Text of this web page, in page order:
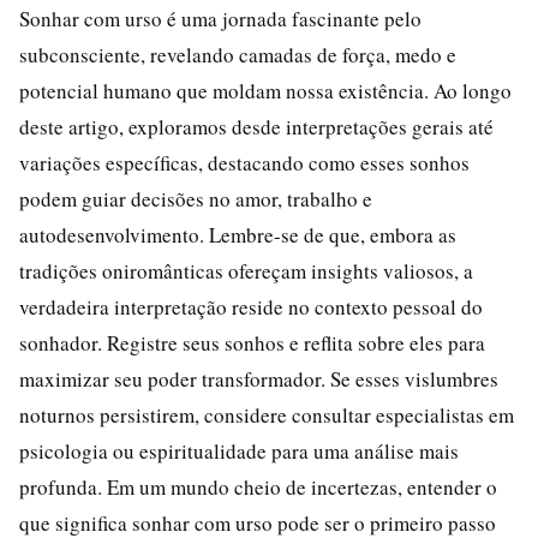
Sonhar com urso é uma jornada fascinante pelo
subconsciente, revelando camadas de força, medo e
potencial humano que moldam nossa existência. Ao longo
deste artigo, exploramos desde interpretações gerais até
variações específicas, destacando como esses sonhos
podem guiar decisões no amor, trabalho e
autodesenvolvimento. Lembre-se de que, embora as
tradições oniromânticas ofereçam insights valiosos, a
verdadeira interpretação reside no contexto pessoal do
sonhador. Registre seus sonhos e reflita sobre eles para
maximizar seu poder transformador. Se esses vislumbres
noturnos persistirem, considere consultar especialistas em
psicologia ou espiritualidade para uma análise mais
profunda. Em um mundo cheio de incertezas, entender o
que significa sonhar com urso pode ser o primeiro passo